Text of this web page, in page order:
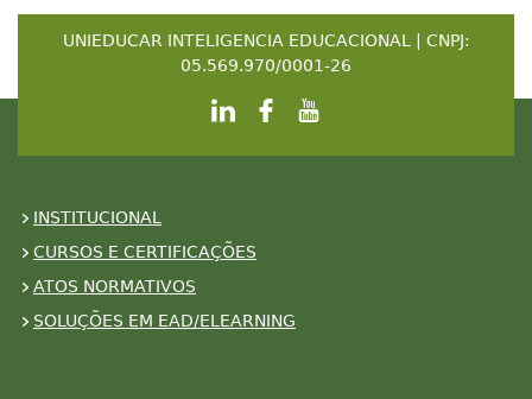
UNIEDUCAR INTELIGENCIA EDUCACIONAL | CNPJ:
05.569.970/0001-26
INSTITUCIONAL
CURSOS E CERTIFICAÇÕES
ATOS NORMATIVOS
SOLUÇÕES EM EAD/ELEARNING